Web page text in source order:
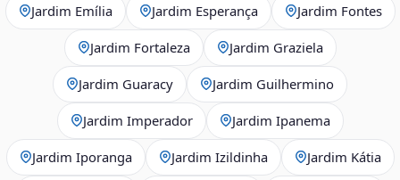
Jardim Emília Jardim Esperança Jardim Fontes
Jardim Fortaleza Jardim Graziela
Jardim Guaracy Jardim Guilhermino
Jardim Imperador Jardim Ipanema
Jardim Iporanga Jardim Izildinha Jardim Kátia